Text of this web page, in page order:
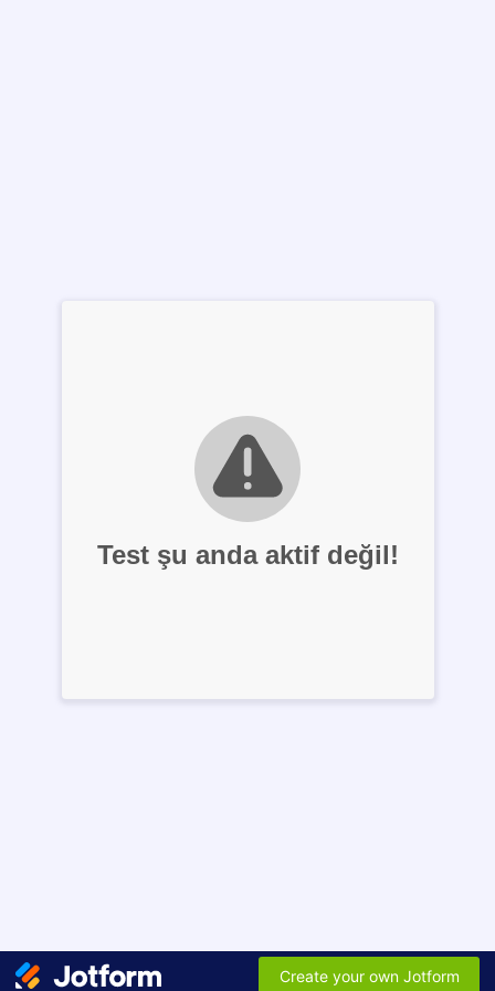
Test şu anda aktif değil!
Create your own Jotform